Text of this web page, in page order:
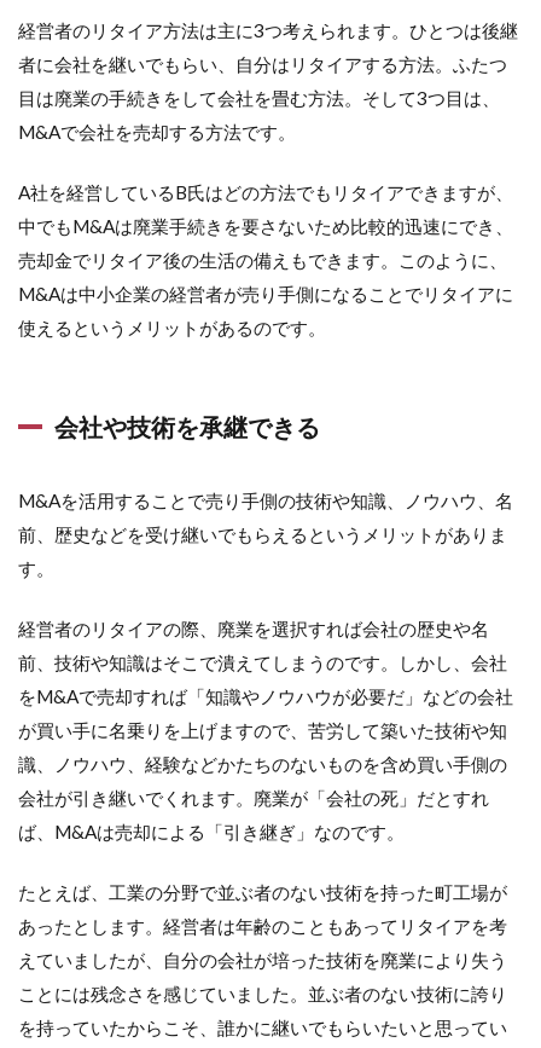
経営者のリタイア方法は主に3つ考えられます。ひとつは後継
者に会社を継いでもらい、自分はリタイアする方法。ふたつ
目は廃業の手続きをして会社を畳む方法。そして3つ目は、
M&Aで会社を売却する方法です。
A社を経営しているB氏はどの方法でもリタイアできますが、
中でもM&Aは廃業手続きを要さないため比較的迅速にでき、
売却金でリタイア後の生活の備えもできます。このように、
M&Aは中小企業の経営者が売り手側になることでリタイアに
使えるというメリットがあるのです。
会社や技術を承継できる
M&Aを活用することで売り手側の技術や知識、ノウハウ、名
前、歴史などを受け継いでもらえるというメリットがありま
す。
経営者のリタイアの際、廃業を選択すれば会社の歴史や名
前、技術や知識はそこで潰えてしまうのです。しかし、会社
をM&Aで売却すれば「知識やノウハウが必要だ」などの会社
が買い手に名乗りを上げますので、苦労して築いた技術や知
識、ノウハウ、経験などかたちのないものを含め買い手側の
会社が引き継いでくれます。廃業が「会社の死」だとすれ
ば、M&Aは売却による「引き継ぎ」なのです。
たとえば、工業の分野で並ぶ者のない技術を持った町工場が
あったとします。経営者は年齢のこともあってリタイアを考
えていましたが、自分の会社が培った技術を廃業により失う
ことには残念さを感じていました。並ぶ者のない技術に誇り
を持っていたからこそ、誰かに継いでもらいたいと思ってい